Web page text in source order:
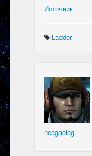
Источник
Ladder
neagaoleg